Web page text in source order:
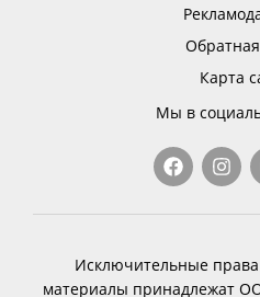
Карта
Мы в
Исключительные
материалы принадлежат